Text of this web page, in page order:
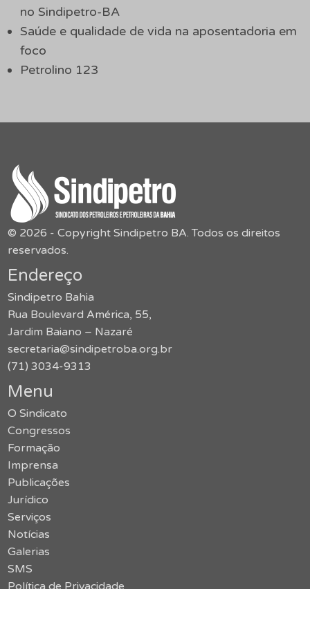
no Sindipetro-BA
Saúde e qualidade de vida na aposentadoria em
foco
Petrolino 123
© 2026 - Copyright Sindipetro BA. Todos os direitos
reservados.
Endereço
Sindipetro Bahia
Rua Boulevard América, 55,
Jardim Baiano – Nazaré
secretaria@sindipetroba.org.br
(71) 3034-9313
Menu
O Sindicato
Congressos
Formação
Imprensa
Publicações
Jurídico
Serviços
Notícias
Galerias
SMS
Política de Privacidade